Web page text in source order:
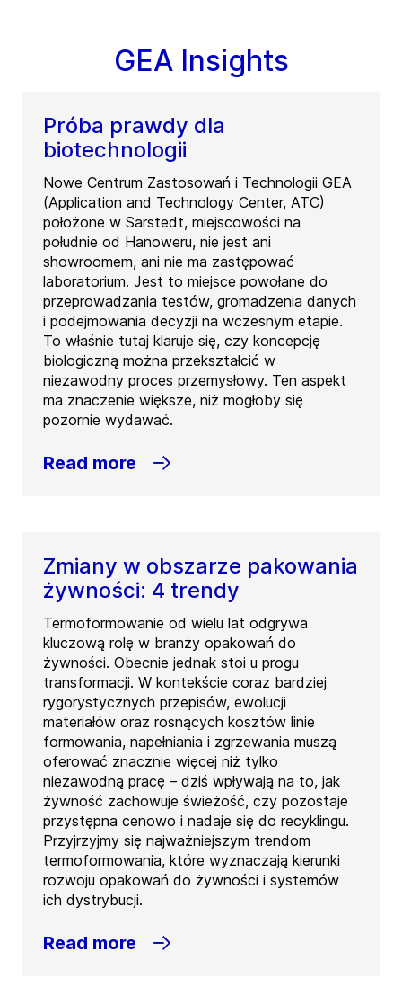
GEA Insights
Próba prawdy dla
biotechnologii
Nowe Centrum Zastosowań i Technologii GEA
(Application and Technology Center, ATC)
położone w Sarstedt, miejscowości na
południe od Hanoweru, nie jest ani
showroomem, ani nie ma zastępować
laboratorium. Jest to miejsce powołane do
przeprowadzania testów, gromadzenia danych
i podejmowania decyzji na wczesnym etapie.
To właśnie tutaj klaruje się, czy koncepcję
biologiczną można przekształcić w
niezawodny proces przemysłowy. Ten aspekt
ma znaczenie większe, niż mogłoby się
pozornie wydawać.
Read more
Zmiany w obszarze pakowania
żywności: 4 trendy
Termoformowanie od wielu lat odgrywa
kluczową rolę w branży opakowań do
żywności. Obecnie jednak stoi u progu
transformacji. W kontekście coraz bardziej
rygorystycznych przepisów, ewolucji
materiałów oraz rosnących kosztów linie
formowania, napełniania i zgrzewania muszą
oferować znacznie więcej niż tylko
niezawodną pracę – dziś wpływają na to, jak
żywność zachowuje świeżość, czy pozostaje
przystępna cenowo i nadaje się do recyklingu.
Przyjrzyjmy się najważniejszym trendom
termoformowania, które wyznaczają kierunki
rozwoju opakowań do żywności i systemów
ich dystrybucji.
Read more